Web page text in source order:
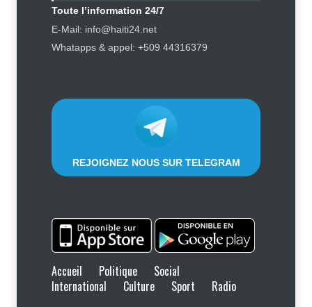
Haïti : Sandra Paulemon appelle à
accélérer la campagne de
Toute l’information 24/7
E-Mail: info@haiti24.net
Whatapps & appel: +509 44316379
REJOIGNEZ NOUS SUR TELEGRAM
Accueil Politique
Social
International
Culture Sport Radio